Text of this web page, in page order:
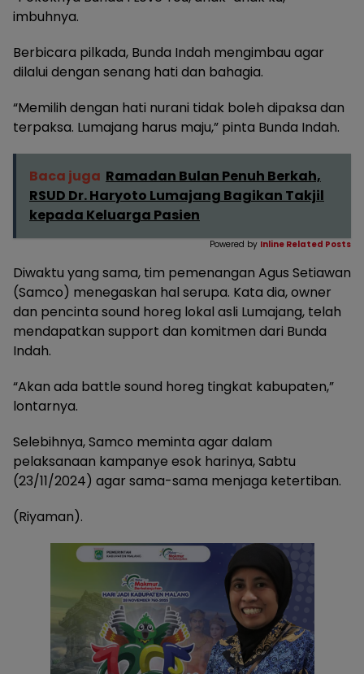
imbuhnya.
Berbicara pilkada, Bunda Indah mengimbau agar
dilalui dengan senang hati dan bahagia.
“Memilih dengan hati nurani tidak boleh dipaksa dan
terpaksa. Lumajang harus maju,” pinta Bunda Indah.
Baca juga Ramadan Bulan Penuh Berkah,
RSUD Dr. Haryoto Lumajang Bagikan Takjil
kepada Keluarga Pasien
Powered by Inline Related Posts
Diwaktu yang sama, tim pemenangan Agus Setiawan
(Samco) menegaskan hal serupa. Kata dia, owner
dan pencinta sound horeg lokal asli Lumajang, telah
mendapatkan support dan komitmen dari Bunda
Indah.
“Akan ada battle sound horeg tingkat kabupaten,”
lontarnya.
Selebihnya, Samco meminta agar dalam
pelaksanaan kampanye esok harinya, Sabtu
(23/11/2024) agar sama-sama menjaga ketertiban.
(Riyaman).